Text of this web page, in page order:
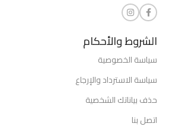
الشروط والأحكام
سياسة الخصوصية
سياسة الاسترداد والإرجاع
حذف بياناتك الشخصية
اتصل بنا